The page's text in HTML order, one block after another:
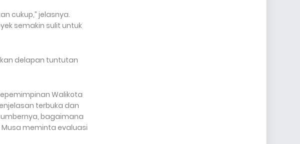
cukup,” jelasnya.
semakin sulit untuk
delapan tuntutan
Walikota
terbuka dan
bagaimana
meminta evaluasi